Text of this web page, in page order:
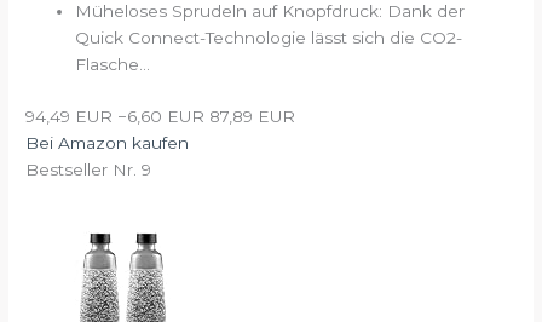
Müheloses Sprudeln auf Knopfdruck: Dank der
Quick Connect-Technologie lässt sich die CO2-
Flasche...
94,49 EUR −6,60 EUR 87,89 EUR
Bei Amazon kaufen
Bestseller Nr. 9